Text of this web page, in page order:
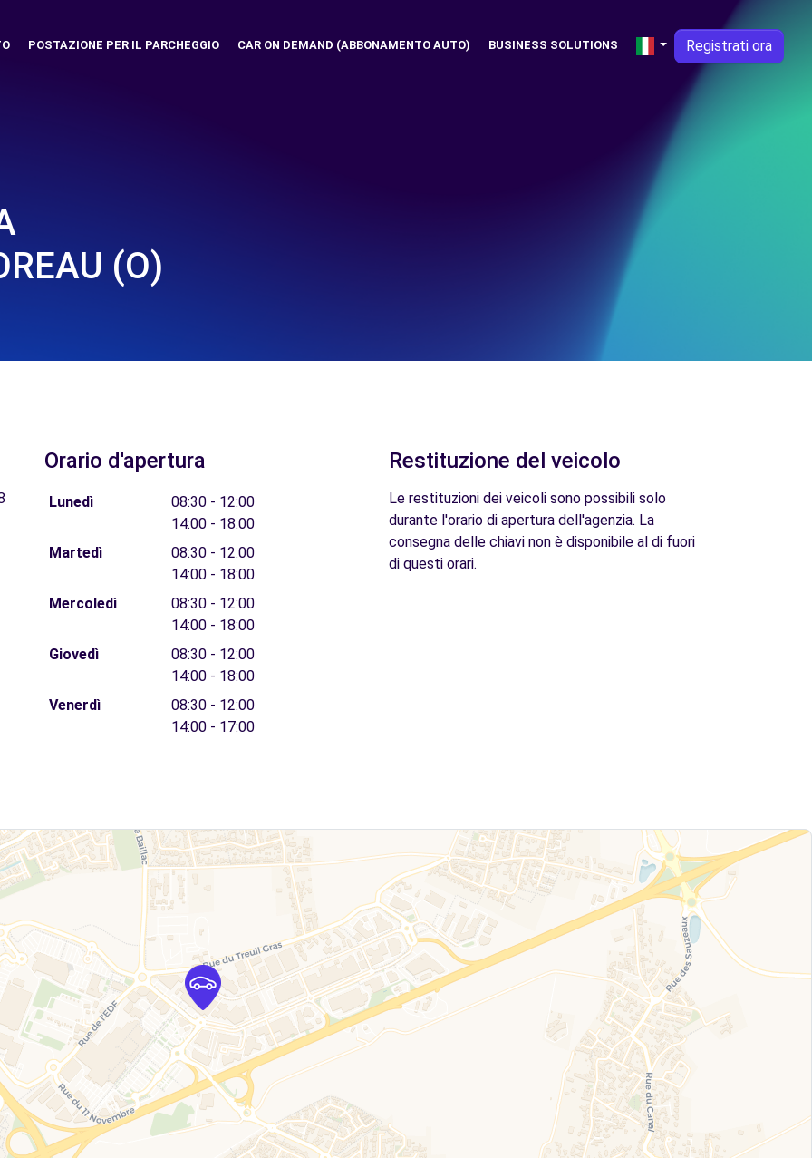
POSTAZIONE PER IL PARCHEGGIO CAR ON DEMAND (ABBONAMENTO AUTO) BUSINESS SOLUTIONS Registrati ora
(O)
Orario d'apertura
Lunedì
08:30 - 12:00
14:00 - 18:00
Martedì
08:30 - 12:00
14:00 - 18:00
Mercoledì
08:30 - 12:00
14:00 - 18:00
Giovedì
08:30 - 12:00
14:00 - 18:00
Venerdì
08:30 - 12:00
14:00 - 17:00
Restituzione del veicolo
Le restituzioni dei veicoli sono possibili solo
durante l'orario di apertura dell'agenzia. La
consegna delle chiavi non è disponibile al di fuori
di questi orari.